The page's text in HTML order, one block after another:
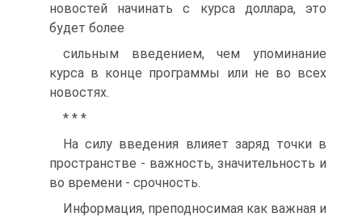
новостей начинать с курса доллара, это
будет более
сильным введением, чем упоминание
курса в конце программы или не во всех
новостях.
* * *
На силу введения влияет заряд точки в
пространстве - важность, значительность и
во времени - срочность.
Информация, преподносимая как важная и